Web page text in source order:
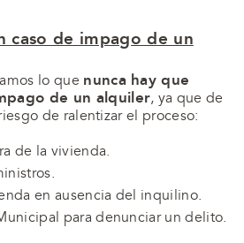
caso de impago de un
lo que nunca hay que
de un alquiler, ya que de
de ralentizar el proceso:
de la vivienda.
en ausencia del inquilino.
para denunciar un delito.